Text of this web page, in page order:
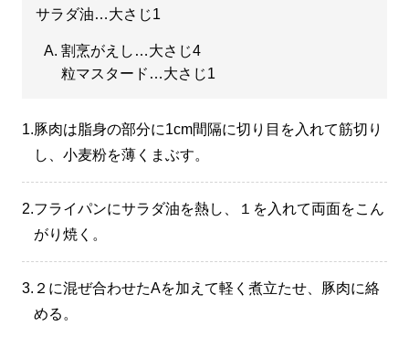
サラダ油…大さじ1
割烹がえし…大さじ4
粒マスタード…大さじ1
1.豚肉は脂身の部分に1cm間隔に切り目を入れて筋切り
し、小麦粉を薄くまぶす。
2.フライパンにサラダ油を熱し、１を入れて両面をこん
がり焼く。
3. ２に混ぜ合わせたAを加えて軽く煮立たせ、豚肉に絡
める。